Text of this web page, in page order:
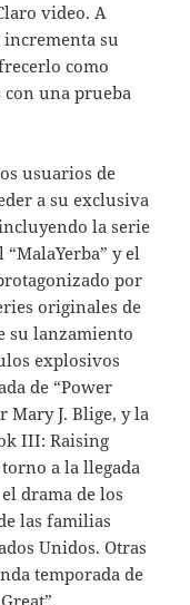
video. A
incrementa su
como
con una prueba
usuarios de
a su exclusiva
la serie
“MalaYerba” y el
por
originales de
su lanzamiento
explosivos
de “Power
Mary J. Blige, y la
III: Raising
a la llegada
drama de los
las familias
Unidos. Otras
temporada de